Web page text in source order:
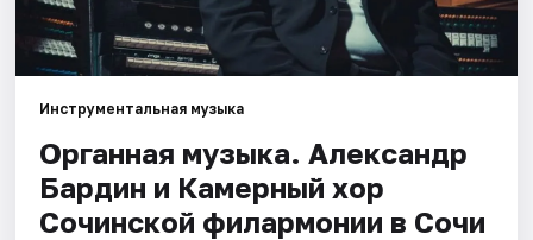
События
Площадки
Артисты
Инструментальная музыка
Органная музыка. Александр
Бардин и Камерный хор
Сочинской филармонии в Сочи